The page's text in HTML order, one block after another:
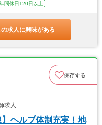
年間休日120日以上
の求人に興味がある
保存する
求人
】ヘルプ体制充実！地